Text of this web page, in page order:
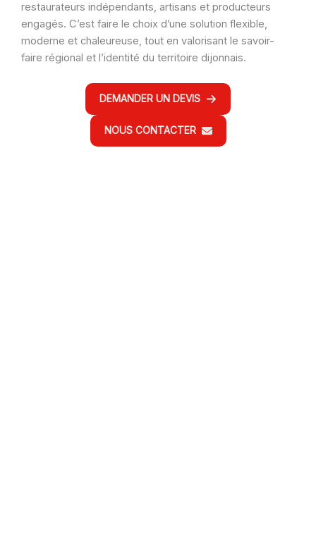
restaurateurs indépendants, artisans et producteurs
engagés. C’est faire le choix d’une solution flexible,
moderne et chaleureuse, tout en valorisant le savoir-
faire régional et l’identité du territoire dijonnais.
DEMANDER UN DEVIS
NOUS CONTACTER